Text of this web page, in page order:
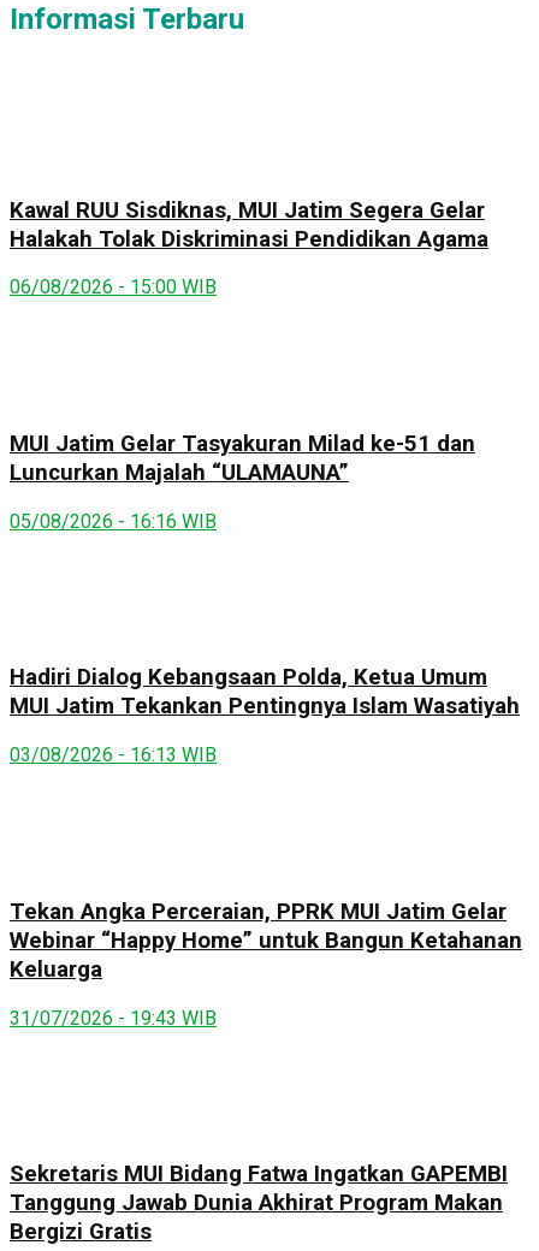
Informasi Terbaru
Kawal RUU Sisdiknas, MUI Jatim Segera Gelar
Halakah Tolak Diskriminasi Pendidikan Agama
06/08/2026 - 15:00 WIB
MUI Jatim Gelar Tasyakuran Milad ke-51 dan
Luncurkan Majalah “ULAMAUNA”
05/08/2026 - 16:16 WIB
Hadiri Dialog Kebangsaan Polda, Ketua Umum
MUI Jatim Tekankan Pentingnya Islam Wasatiyah
03/08/2026 - 16:13 WIB
Tekan Angka Perceraian, PPRK MUI Jatim Gelar
Webinar “Happy Home” untuk Bangun Ketahanan
Keluarga
31/07/2026 - 19:43 WIB
Sekretaris MUI Bidang Fatwa Ingatkan GAPEMBI
Tanggung Jawab Dunia Akhirat Program Makan
Bergizi Gratis